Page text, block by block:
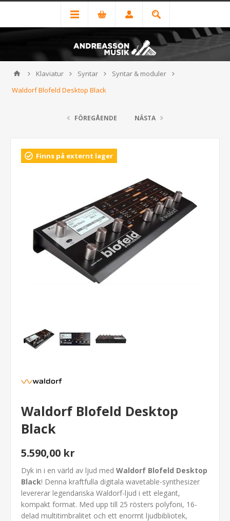
Klaviatur Syntar
Syntar & moduler
Waldorf Blofeld Desktop Black
FÖREGÅENDE NÄSTA
Finns på externt lager
Waldorf Blofeld Desktop
Black
5.590,00 kr
Dyk in i en värld av ljud med Waldorf Blofeld Desktop
Black! Denna kraftfulla digitala wavetable-synthesizer
levererar legendariska Waldorf-ljud i ett elegant,
kompakt format. Med upp till 25 rösters polyfoni, 16-
delad multitimbralitet och ett enormt ljudbibliotek,